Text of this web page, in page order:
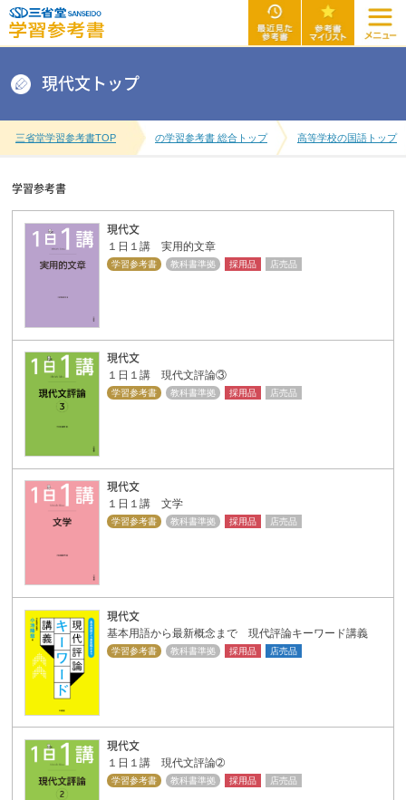
現代文トップ
三省堂学習参考書TOP の学習参考書 総合トップ 高等学校の国語トップ
学習参考書
現代文
１日１講 実用的文章
学習参考書 教科書準拠 採用品 店売品
現代文
１日１講 現代文評論③
学習参考書 教科書準拠 採用品 店売品
現代文
１日１講 文学
学習参考書 教科書準拠 採用品 店売品
現代文
基本用語から最新概念まで 現代評論キーワード講義
学習参考書 教科書準拠 採用品 店売品
現代文
１日１講 現代文評論➁
学習参考書 教科書準拠 採用品 店売品